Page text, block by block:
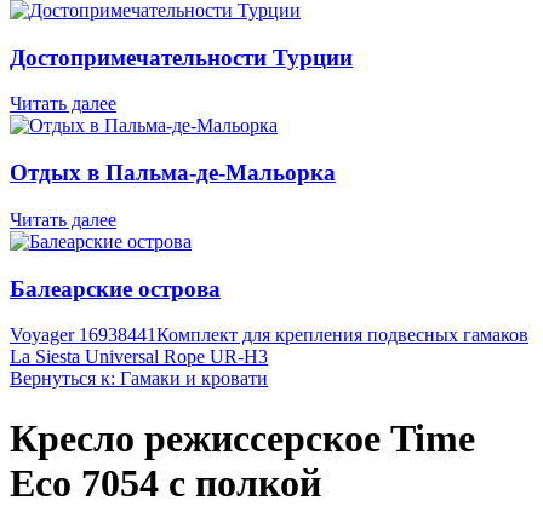
Достопримечательности Турции
Читать далее
Отдых в Пальма-де-Мальорка
Читать далее
Балеарские острова
Voyager 16938441Комплект для крепления подвесных гамаков
La Siesta Universal Rope UR-H3
Вернуться к: Гамаки и кровати
Кресло режиссерское Time
Eco 7054 с полкой